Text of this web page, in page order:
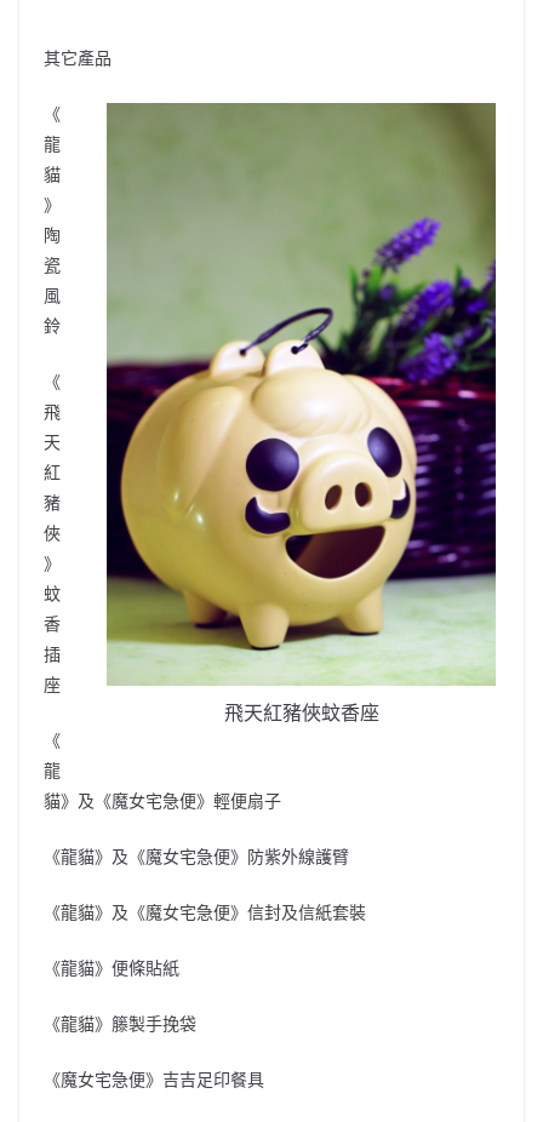
其它產品
飛天紅豬俠蚊香座
《
龍
貓
》
陶
瓷
風
鈴
《
飛
天
紅
豬
俠
》
蚊
香
插
座
《
龍
貓》及《魔女宅急便》輕便扇子
《龍貓》及《魔女宅急便》防紫外線護臂
《龍貓》及《魔女宅急便》信封及信紙套裝
《龍貓》便條貼紙
《龍貓》籐製手挽袋
《魔女宅急便》吉吉足印餐具